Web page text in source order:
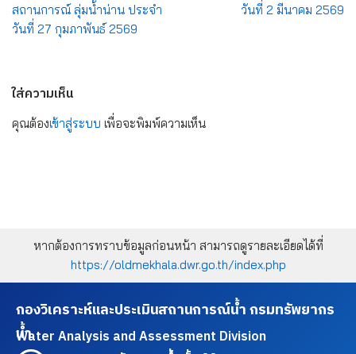
สถานการณ์ ลุ่มน้ำน่าน ประจำ
วันที่ 27 กุมภาพันธ์ 2569
วันที่ 2 มีนาคม 2569
ใส่ความเห็น
คุณต้องเข้าสู่ระบบ เพื่อจะพิมพ์ความเห็น
หากต้องการทราบข้อมูลก่อนหน้า สามารถดูรายละเอียดได้ที่
https://oldmekhala.dwr.go.th/index.php
กองวิเคราะห์และประเมินสถานการณ์น้ำ กรมทรัพยากร
น้ำ
Water Analysis and Assessment Division